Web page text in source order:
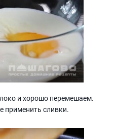
и хорошо перемешаем.
применить сливки.